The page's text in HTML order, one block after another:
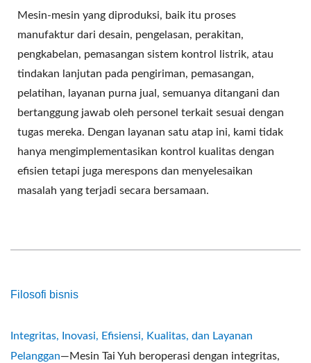
Mesin-mesin yang diproduksi, baik itu proses
manufaktur dari desain, pengelasan, perakitan,
pengkabelan, pemasangan sistem kontrol listrik, atau
tindakan lanjutan pada pengiriman, pemasangan,
pelatihan, layanan purna jual, semuanya ditangani dan
bertanggung jawab oleh personel terkait sesuai dengan
tugas mereka. Dengan layanan satu atap ini, kami tidak
hanya mengimplementasikan kontrol kualitas dengan
efisien tetapi juga merespons dan menyelesaikan
masalah yang terjadi secara bersamaan.
Filosofi bisnis
Integritas, Inovasi, Efisiensi, Kualitas, dan Layanan
Pelanggan—Mesin Tai Yuh beroperasi dengan integritas,